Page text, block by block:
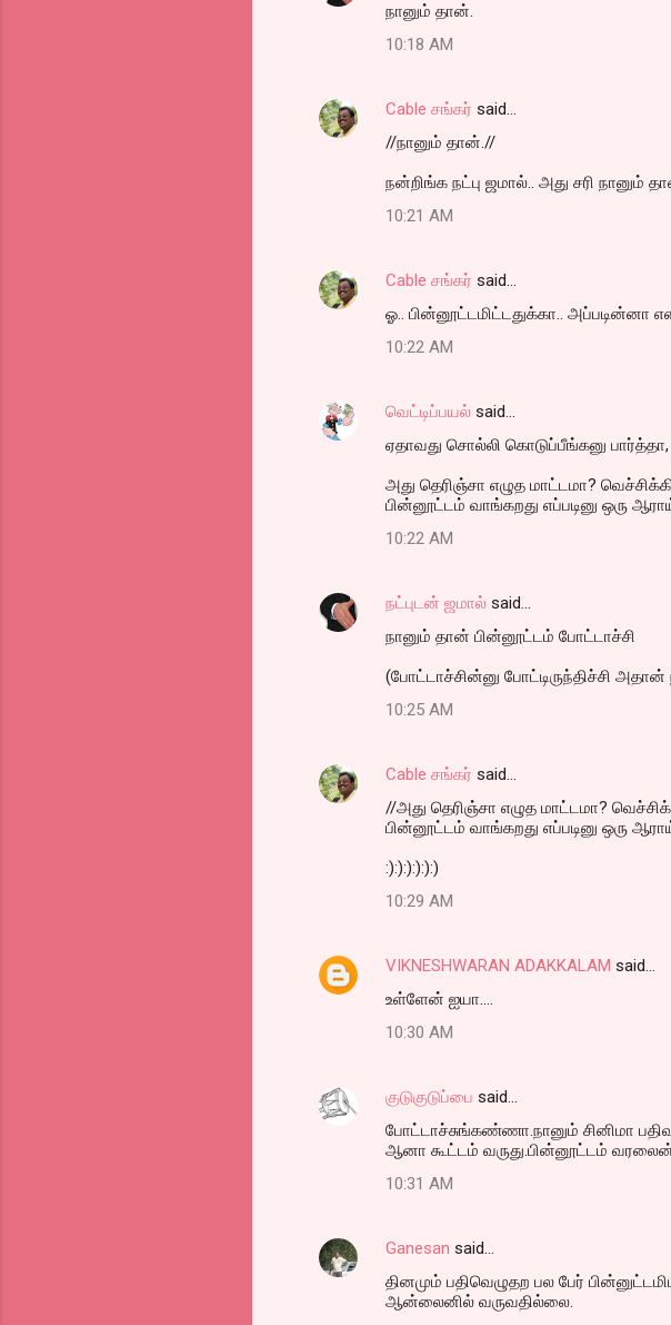
நானும் தான்.
10:18 AM
Cable சங்கர் said…
//நானும் தான்.//
நன்றிங்க நட்பு ஜமால்.. அது சரி நானும்
10:21 AM
Cable சங்கர் said…
ஓ.. பின்னூட்டமிட்டதுக்கா..
10:22 AM
வெட்டிப்பயல் said…
ஏதாவது சொல்லி கொடுப்பீங்கனு
அது தெரிஞ்சா எழுத மாட்டமா?
பின்னூட்டம் வாங்கறது எப்படினு ஒரு
10:22 AM
நட்புடன் ஜமால் said…
நானும் தான் பின்னூட்டம் போட்டாச்சி
(போட்டாச்சின்னு போட்டிருந்திச்சி
10:25 AM
Cable சங்கர் said…
//அது தெரிஞ்சா எழுத மாட்டமா?
பின்னூட்டம் வாங்கறது எப்படினு ஒரு
:):):):):):)
10:29 AM
VIKNESHWARAN ADAKKALAM said…
உள்ளேன் ஐயா....
10:30 AM
குடுகுடுப்பை said…
போட்டாச்சுங்கண்ணா.நானும் சினிமா
ஆனா கூட்டம் வருது.பின்னூட்டம்
10:31 AM
Ganesan said…
தினமும் பதிவெழுதற பல பேர்
ஆன்லைனில் வருவதில்லை.